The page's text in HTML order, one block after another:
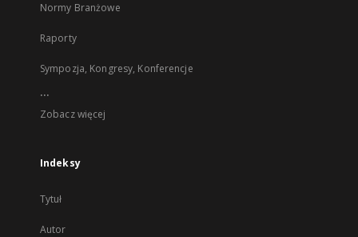
Normy Branżowe
Raporty
Sympozja, Kongresy, Konferencje
...
Zobacz więcej
Indeksy
Tytuł
Autor